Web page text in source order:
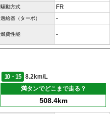
駆動方式 FR
過給器（ターボ） -
燃費性能 -
10・15
8.2km/L
満タンでどこまで走る？
508.4km